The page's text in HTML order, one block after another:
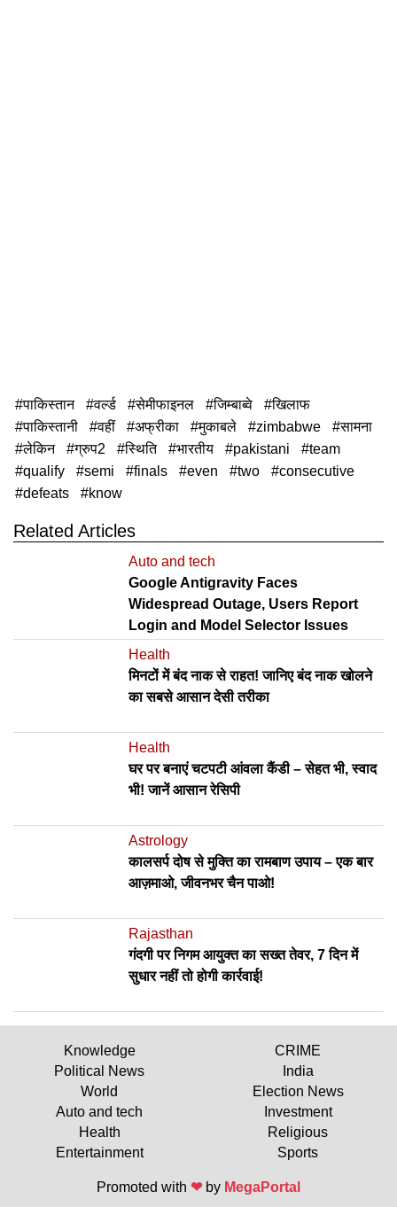
पाकिस्तान वर्ल्ड सेमीफाइनल जिम्बाब्वे
खिलाफ
पाकिस्तानी
वहीं अफ्रीका मुकाबले zimbabwe
सामना
लेकिन
ग्रुप2 स्थिति भारतीय pakistani
team
qualify
semi finals even two
consecutive
defeats
know
Related Articles
Auto and tech
Google Antigravity Faces
Widespread Outage, Users Report
Login and Model Selector Issues
Health
मिनटों में बंद नाक से राहत! जानिए बंद नाक खोलने
का सबसे आसान देसी तरीका
Health
घर पर बनाएं चटपटी आंवला कैंडी – सेहत भी, स्वाद
भी! जानें आसान रेसिपी
Astrology
कालसर्प दोष से मुक्ति का रामबाण उपाय – एक बार
आज़माओ, जीवनभर चैन पाओ!
Rajasthan
गंदगी पर निगम आयुक्त का सख्त तेवर, 7 दिन में
सुधार नहीं तो होगी कार्रवाई!
Knowledge
CRIME
Political News
India
World
Election News
Auto and tech
Investment
Health
Religious
Entertainment
Sports
Promoted with ❤by MegaPortal